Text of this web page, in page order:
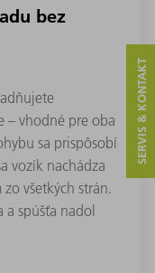
bez
– vhodné pre oba
sa prispôsobí
vozík nachádza
všetkých strán.
spúšťa nadol
SERVIS & KONTAKT